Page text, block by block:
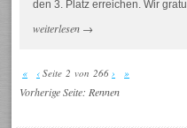
den 3. Platz erreichen. Wir
weiterlesen →
« ‹ Seite 2 von 266 › »
Vorherige Seite: Rennen